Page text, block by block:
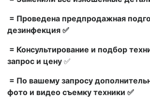
= Проведена предпродажная
дезинфекция ✅
= Консультирование и подбор
запрос и цену ✅
= По вашему запросу
фото и видео съемку техники ✅